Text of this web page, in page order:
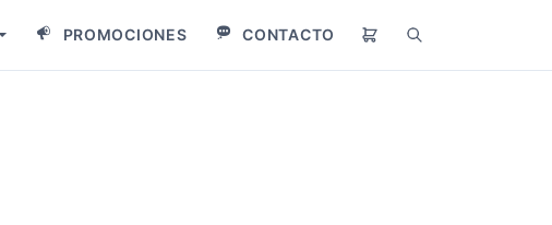
PROMOCIONES CONTACTO